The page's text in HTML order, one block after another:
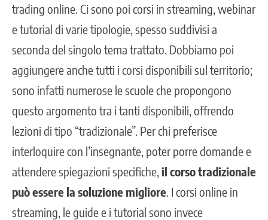
trading online. Ci sono poi corsi in streaming, webinar
e tutorial di varie tipologie, spesso suddivisi a
seconda del singolo tema trattato. Dobbiamo poi
aggiungere anche tutti i corsi disponibili sul territorio;
sono infatti numerose le scuole che propongono
questo argomento tra i tanti disponibili, offrendo
lezioni di tipo “tradizionale”. Per chi preferisce
interloquire con l’insegnante, poter porre domande e
attendere spiegazioni specifiche, il corso tradizionale
può essere la soluzione migliore . I corsi online in
streaming, le guide e i tutorial sono invece